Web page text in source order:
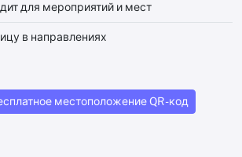
для мероприятий и мест
в направлениях
местоположение QR -код